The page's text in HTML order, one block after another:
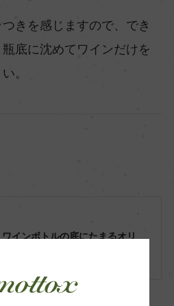
きを感じますので、でき
底に沈めてワインだけを
。
ワインボトルの底にたまるオリ